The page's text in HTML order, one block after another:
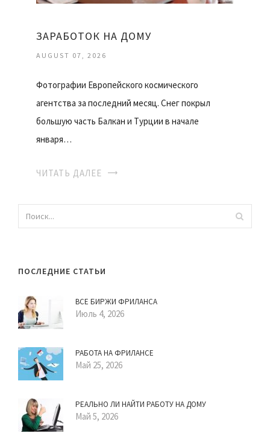
ЗАРАБОТОК НА ДОМУ
AUGUST 07, 2026
Фотографии Европейского космического
агентства за последний месяц. Снег покрыл
большую часть Балкан и Турции в начале
января…
ЧИТАТЬ ДАЛЕЕ
ПОСЛЕДНИЕ СТАТЬИ
ВСЕ БИРЖИ ФРИЛАНСА
Июль 4, 2026
РАБОТА НА ФРИЛАНСЕ
Май 25, 2026
РЕАЛЬНО ЛИ НАЙТИ РАБОТУ НА ДОМУ
Май 5, 2026